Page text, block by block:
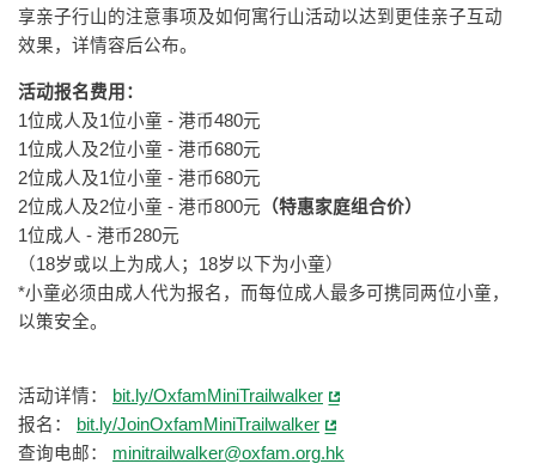
享亲子行山的注意事项及如何寓行山活动以达到更佳亲子互动
效果，详情容后公布。
活动报名费用：
1位成人及1位小童 - 港币480元
1位成人及2位小童 - 港币680元
2位成人及1位小童 - 港币680元
2位成人及2位小童 - 港币800元 （特惠家庭组合价）
1位成人 - 港币280元
（18岁或以上为成人；18岁以下为小童）
*小童必须由成人代为报名，而每位成人最多可携同两位小童，
以策安全。
活动详情：
bit.ly/OxfamMiniTrailwalker
报名：
bit.ly/JoinOxfamMiniTrailwalker
查询电邮： minitrailwalker@oxfam.org.hk